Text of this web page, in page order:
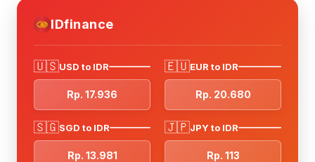
IDfinance
🇺🇸USD to IDR
Rp. 17.936
🇪🇺EUR to IDR
Rp. 20.680
🇸🇬SGD to IDR
Rp. 13.981
🇯🇵JPY to IDR
Rp. 113